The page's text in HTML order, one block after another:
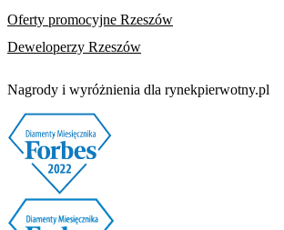
Oferty promocyjne Rzeszów
Deweloperzy Rzeszów
Nagrody i wyróżnienia dla rynekpierwotny.pl